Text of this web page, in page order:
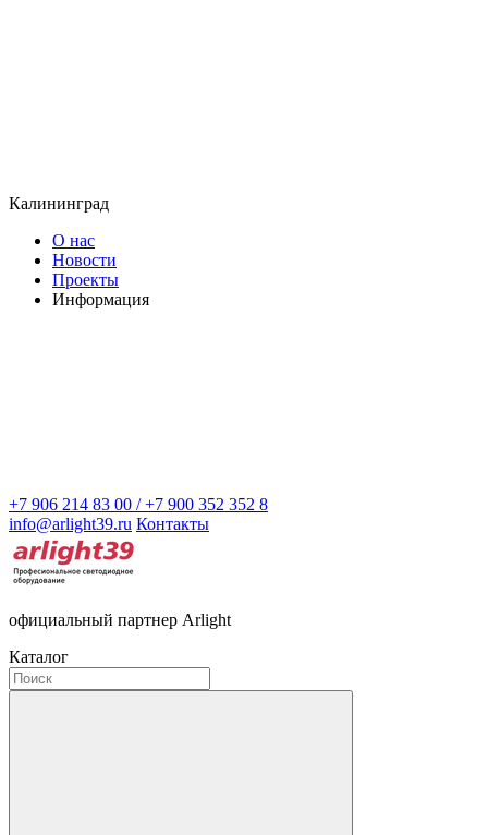
Калининград
О нас
Новости
Проекты
Информация
+7 906 214 83 00 / +7 900 352 352 8
info@arlight39.ru Контакты
официальный партнер Arlight
Каталог